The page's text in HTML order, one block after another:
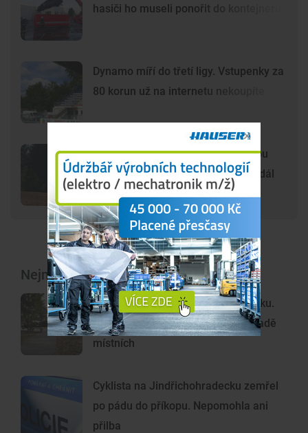
hasiči ho museli ponořit do kontejneru
Dynamo míří do třetí ligy. Vstupenky za
80 korun už na internetu nekoupíte
Šelma na jihu Čech? Záběry mohou
zachycovat kočku, policie hlášení dál
prověřuje
Nejnovější články
Tábor řeší problémy v Husově parku.
Přítomnost lidí bez domova vadí řadě
místních
Cyklista na Jindřichohradecku zemřel
po pádu do příkopu. Nepomohla ani
přilba